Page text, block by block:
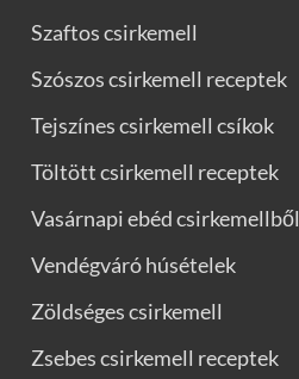
Szaftos csirkemell
Szószos csirkemell receptek
Tejszínes csirkemell csíkok
Töltött csirkemell receptek
Vasárnapi ebéd csirkemellből
Vendégváró húsételek
Zöldséges csirkemell
Zsebes csirkemell receptek